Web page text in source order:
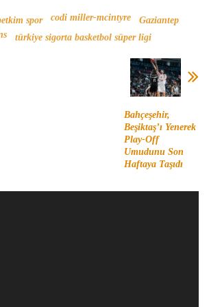
spor codi miller-mcintyre
Gaziantep
türkiye sigorta basketbol süper ligi
Bahçeşehir,
Beşiktaş’ı Yenerek
Play-Off
Umudunu Son
Haftaya Taşıdı